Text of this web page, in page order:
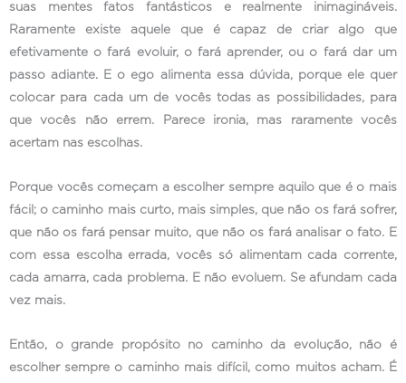
suas mentes fatos fantásticos e realmente inimagináveis.
Raramente existe aquele que é capaz de criar algo que
efetivamente o fará evoluir, o fará aprender, ou o fará dar um
passo adiante. E o ego alimenta essa dúvida, porque ele quer
colocar para cada um de vocês todas as possibilidades, para
que vocês não errem. Parece ironia, mas raramente vocês
acertam nas escolhas.
Porque vocês começam a escolher sempre aquilo que é o mais
fácil; o caminho mais curto, mais simples, que não os fará sofrer,
que não os fará pensar muito, que não os fará analisar o fato. E
com essa escolha errada, vocês só alimentam cada corrente,
cada amarra, cada problema. E não evoluem. Se afundam cada
vez mais.
Então, o grande propósito no caminho da evolução, não é
escolher sempre o caminho mais difícil, como muitos acham. É